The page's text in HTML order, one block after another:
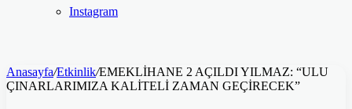
Instagram
Anasayfa/Etkinlik/EMEKLİHANE 2 AÇILDI YILMAZ: “ULU
ÇINARLARIMIZA KALİTELİ ZAMAN GEÇİRECEK”